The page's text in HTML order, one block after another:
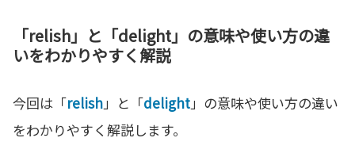
「relish」と「delight」の意味や使い方の違
いをわかりやすく解説
今回は「relish」と「delight」の意味や使い方の違い
をわかりやすく解説します。